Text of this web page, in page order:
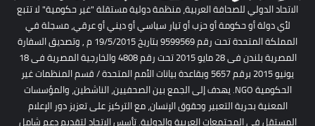
الاتحاد الدولي للصحافة العربية، منظمة دولية مستقلة "غير حكومية" لا تتبع
لأي دولة أو حكومة أو حزب أو تيار سياسي أو ديني أو عرقي، مسجلة في
المملكة المتحدة تحت رقم 9599569 بتاريخ 19/5/2015 م , وتصديق السفارة
المصرية بلندن فى 28 مايو 2015 تحت رقم 4808 والخارجية المصرية فى 18
يونيو 2015 برقم 5657 وبقاعدة بيانات الأمم المتحدة / قسم المنظمات غير
الحكومية NGO. يهدف إلى الجمع بين الصحفيين، الناشطين، والمؤسسات
المعنية بحرية التعبير وحقوق الإنسان، مع التركيز على تعزيز دور الإعلام
المستقل في المجتمعات العربية والدولية. تأسس الاتحاد لتقديم دعم شامل